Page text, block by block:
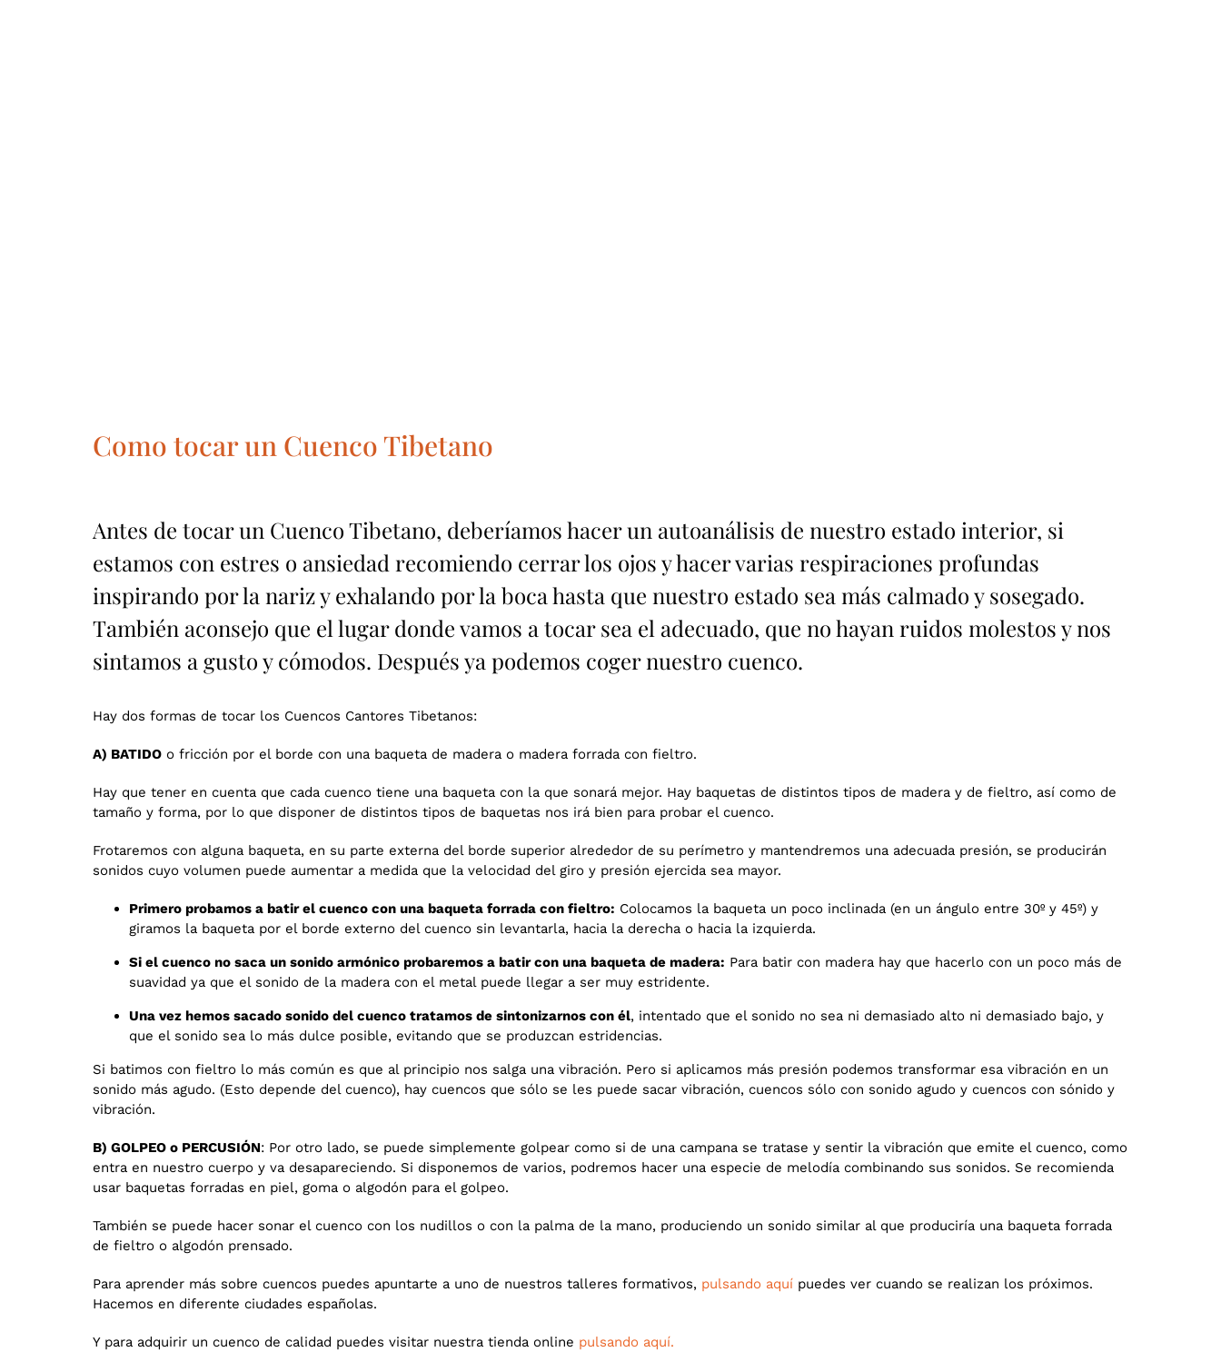
Como tocar un Cuenco Tibetano
Antes de tocar un Cuenco Tibetano, deberíamos hacer un autoanálisis de nuestro estado interior, si
estamos con estres o ansiedad recomiendo cerrar los ojos y hacer varias respiraciones profundas
inspirando por la nariz y exhalando por la boca hasta que nuestro estado sea más calmado y sosegado.
También aconsejo que el lugar donde vamos a tocar sea el adecuado, que no hayan ruidos molestos y nos
sintamos a gusto y cómodos. Después ya podemos coger nuestro cuenco.
Hay dos formas de tocar los Cuencos Cantores Tibetanos:
A) BATIDOo fricción por el borde con una baqueta de madera o madera forrada con fieltro.
Hay que tener en cuenta que cada cuenco tiene una baqueta con la que sonará mejor. Hay baquetas de distintos tipos de madera y de fieltro, así como de
tamaño y forma, por lo que disponer de distintos tipos de baquetas nos irá bien para probar el cuenco.
Frotaremos con alguna baqueta, en su parte externa del borde superior alrededor de su perímetro y mantendremos una adecuada presión, se producirán
sonidos cuyo volumen puede aumentar a medida que la velocidad del giro y presión ejercida sea mayor.
Primero probamos a batir el cuenco con una baqueta forrada con fieltro: Colocamos la baqueta un poco inclinada (en un ángulo entre 30º y 45º) y
giramos la baqueta por el borde externo del cuenco sin levantarla, hacia la derecha o hacia la izquierda.
Si el cuenco no saca un sonido armónico probaremos a batir con una baqueta de madera: Para batir con madera hay que hacerlo con un poco más de
suavidad ya que el sonido de la madera con el metal puede llegar a ser muy estridente.
Una vez hemos sacado sonido del cuenco tratamos de sintonizarnos con él, intentado que el sonido no sea ni demasiado alto ni demasiado bajo, y
que el sonido sea lo más dulce posible, evitando que se produzcan estridencias.
Si batimos con fieltro lo más común es que al principio nos salga una vibración. Pero si aplicamos más presión podemos transformar esa vibración en un
sonido más agudo. (Esto depende del cuenco), hay cuencos que sólo se les puede sacar vibración, cuencos sólo con sonido agudo y cuencos con sónido y
vibración.
B) GOLPEO o PERCUSIÓN: Por otro lado, se puede simplemente golpear como si de una campana se tratase y sentir la vibración que emite el cuenco, como
entra en nuestro cuerpo y va desapareciendo. Si disponemos de varios, podremos hacer una especie de melodía combinando sus sonidos. Se recomienda
usar baquetas forradas en piel, goma o algodón para el golpeo.
También se puede hacer sonar el cuenco con los nudillos o con la palma de la mano, produciendo un sonido similar al que produciría una baqueta forrada
de fieltro o algodón prensado.
Para aprender más sobre cuencos puedes apuntarte a uno de nuestros talleres formativos, pulsando aquípuedes ver cuando se realizan los próximos.
Hacemos en diferente ciudades españolas.
Y para adquirir un cuenco de calidad puedes visitar nuestra tienda online pulsando aquí.